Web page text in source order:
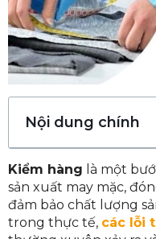
Nội dung chính
Kiểm hàng là một
sản xuất may mặc,
đảm bảo chất lượng
trong thực tế, các lỗi